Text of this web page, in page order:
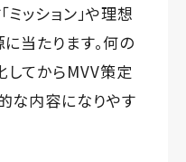
ミッション」や理想
当たります。何の
てからMVV策定
な内容になりやす